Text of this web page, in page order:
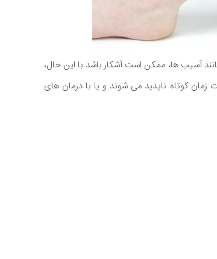
آسیب ها، ممکن است آشکار باشد با این حال،
کوتاه ناپدید می شوند و یا با درمان های